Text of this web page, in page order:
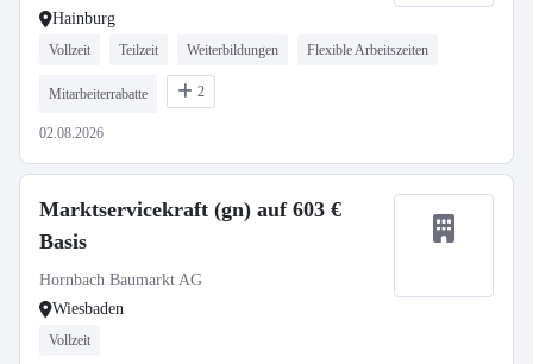
Hainburg
Vollzeit Teilzeit Weiterbildungen Flexible Arbeitszeiten
Mitarbeiterrabatte 2
02.08.2026
Marktservicekraft (gn) auf 603 €
Basis
Hornbach Baumarkt AG
Wiesbaden
Vollzeit